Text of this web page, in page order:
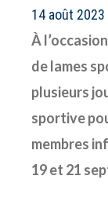
14 août 2023
À
de lames
plusieurs
sportive
membres
19 et 21